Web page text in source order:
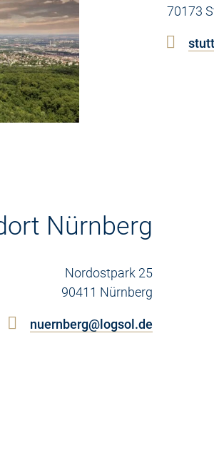
70173
Nürnberg
Nordostpark 25
90411 Nürnberg
nuernberg@logsol.de